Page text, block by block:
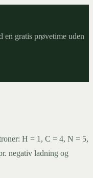
en gratis prøvetime uden
H = 1, C = 4, N = 5,
negativ ladning og